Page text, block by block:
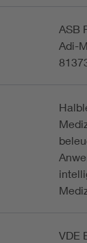
ASB
Adi-
VDE